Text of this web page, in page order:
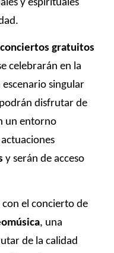
y espirituales
gratuitos
celebrarán en la
singular
disfrutar de
un entorno
y serán de acceso
con el concierto de
, una
de la calidad